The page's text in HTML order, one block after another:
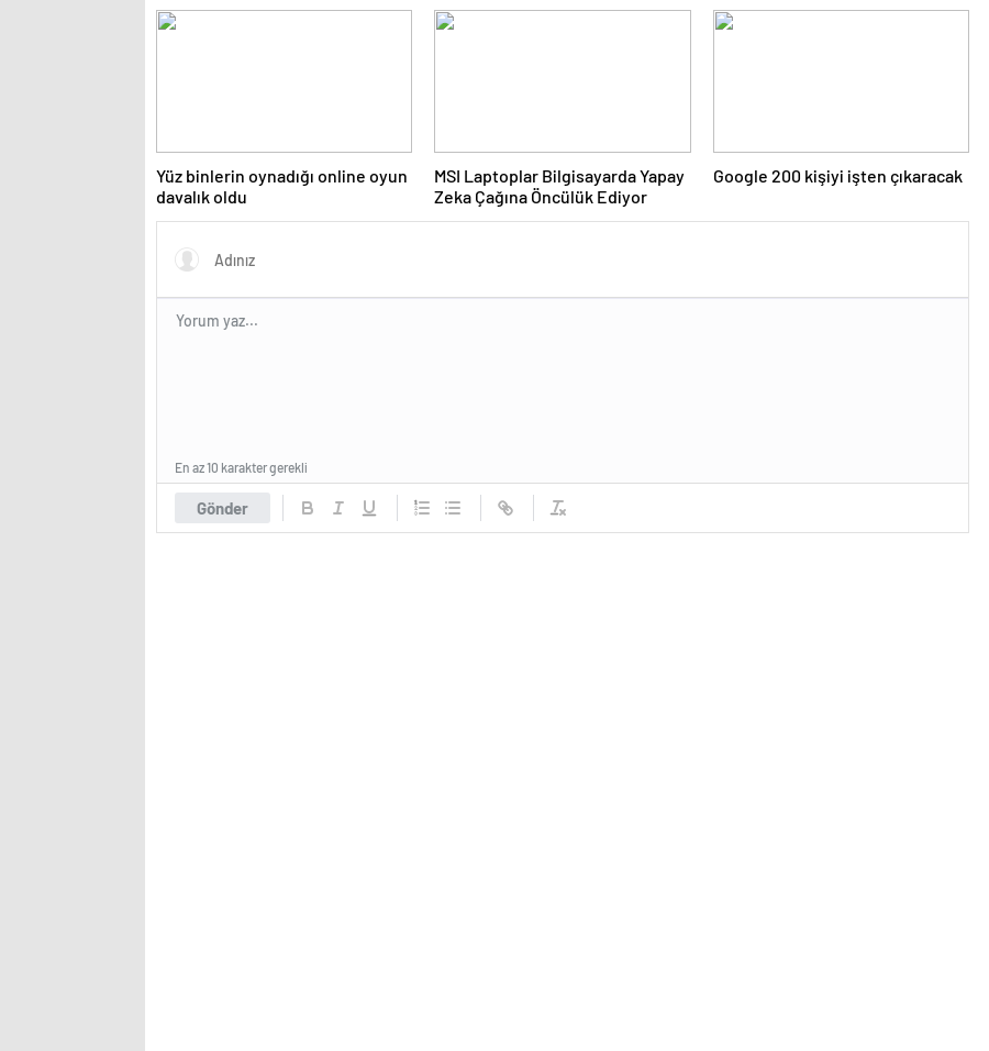
İnternet için Tüm Kanallarda
Sonuç Odaklı Bir Platform
Yüz binlerin oynadığı online oyun
davalık oldu
MSI Laptoplar Bilgisayarda Yapay
Zeka Çağına Öncülük Ediyor
Google 200 kişiyi işten çıkaracak
Gönder
En az 10 karakter gerekli